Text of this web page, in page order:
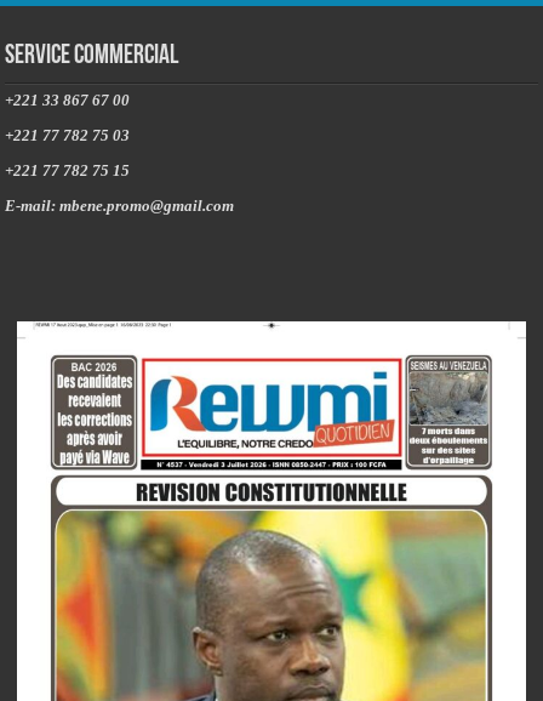
Service commercial
+221 33 867 67 00
+221 77 782 75 03
+221 77 782 75 15
E-mail: mbene.promo@gmail.com